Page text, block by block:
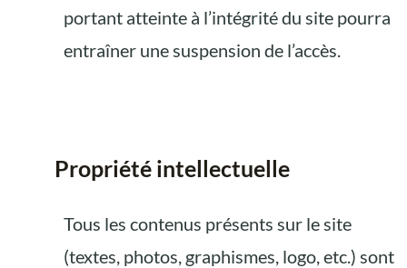
portant atteinte à l’intégrité du site pourra
entraîner une suspension de l’accès.
Propriété intellectuelle
Tous les contenus présents sur le site
(textes, photos, graphismes, logo, etc.) sont